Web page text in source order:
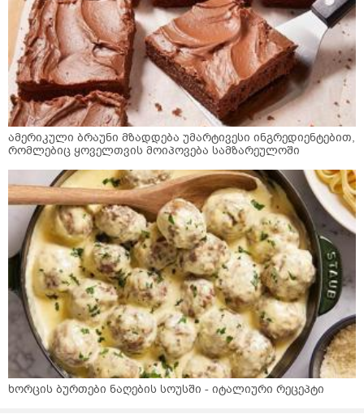
ამერიკული ბრაუნი მზადდება უმარტივესი ინგრედიენტებით,
რომლებიც ყოველთვის მოიპოვება სამზარეულოში
ხორცის ბურთები ნაღების სოუსში - იტალიური რეცეპტი